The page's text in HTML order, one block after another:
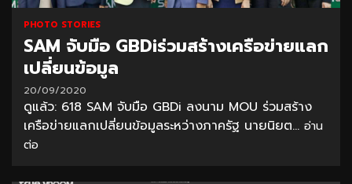
PHOTO STORIES
SAM จับมือ GBDiร่วมสร้างเครือข่ายแลก
เปลี่ยนข้อมูล
20/09/2020
ดูแล้ว: 618 SAM จับมือ GBDi ลงนาม MOU ร่วมสร้าง
เครือข่ายแลกเปลี่ยนข้อมูลระหว่างภาครัฐ นายนิยต... อ่าน
ต่อ